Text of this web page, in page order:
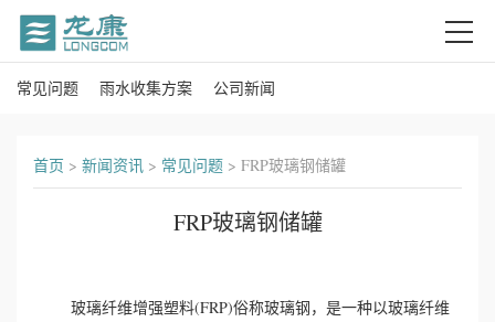
首
关
常见问题 雨水收集方案 公司新闻
首页 > 新闻资讯 > 常见问题 > FRP玻璃钢储罐
FRP玻璃钢储罐
玻璃纤维增强塑料(FRP)俗称玻璃钢，是一种以玻璃纤维